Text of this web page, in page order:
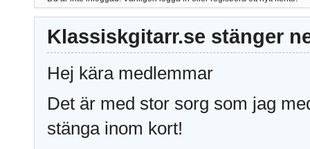
Klassiskgitarr.se stänger
Hej kära medlemmar
Det är med stor sorg som jag
stänga inom kort!